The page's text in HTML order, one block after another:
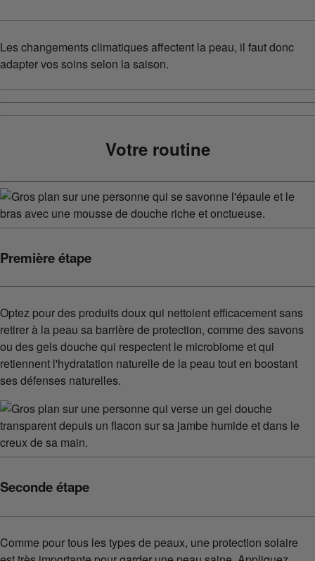
Les changements climatiques affectent la peau, il faut donc
adapter vos soins selon la saison.
Votre routine
Première étape
Optez pour des produits doux qui nettoient efficacement sans
retirer à la peau sa barrière de protection, comme des savons
ou des gels douche qui respectent le microbiome et qui
retiennent l'hydratation naturelle de la peau tout en boostant
ses défenses naturelles.
Seconde étape
Comme pour tous les types de peaux, une protection solaire